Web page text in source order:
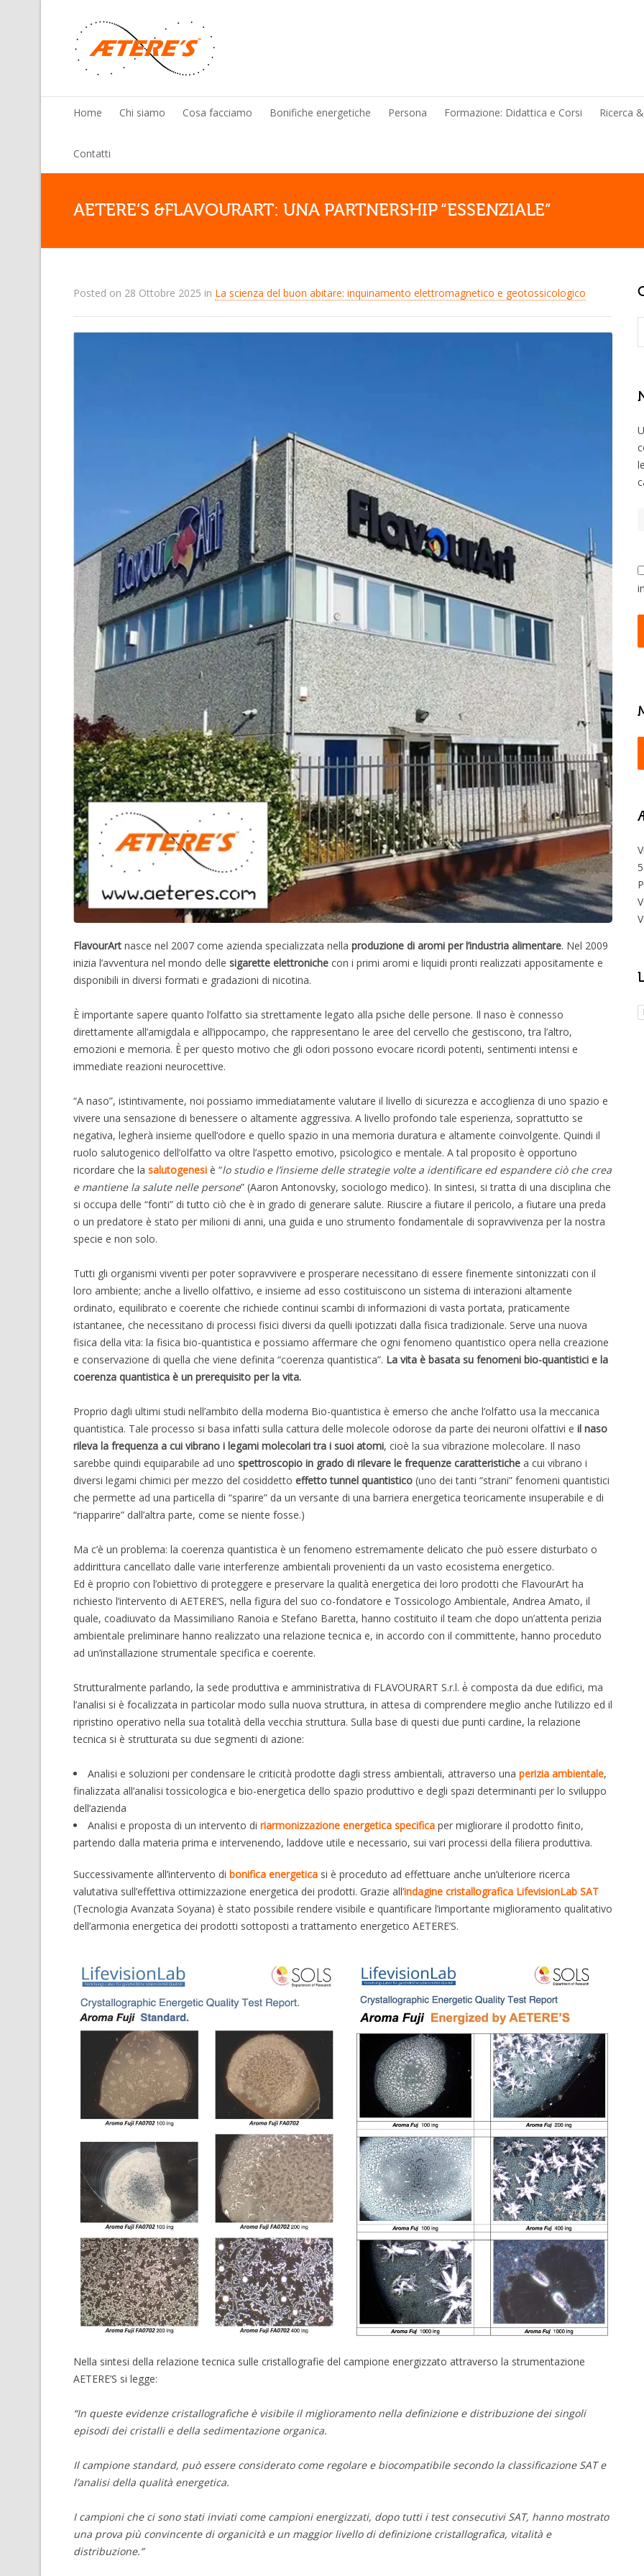
Home Chi siamo Cosa facciamo Bonifiche energetiche Persona Formazione: Didattica e Corsi Ricerca
Contatti
AETERE’S &FLAVOURART: UNA PARTNERSHIP “ESSENZIALE”
Posted on 28 Ottobre 2025 in La scienza del buon abitare: inquinamento elettromagnetico e geotossicologico
FlavourArt nasce nel 2007 come azienda specializzata nella produzione di aromi per l’industria alimentare. Nel 2009
inizia l’avventura nel mondo delle sigarette elettroniche con i primi aromi e liquidi pronti realizzati appositamente e
disponibili in diversi formati e gradazioni di nicotina.
È importante sapere quanto l’olfatto sia strettamente legato alla psiche delle persone. Il naso è connesso
direttamente all’amigdala e all’ippocampo, che rappresentano le aree del cervello che gestiscono, tra l’altro,
emozioni e memoria. È per questo motivo che gli odori possono evocare ricordi potenti, sentimenti intensi e
immediate reazioni neurocettive.
“A naso”, istintivamente, noi possiamo immediatamente valutare il livello di sicurezza e accoglienza di uno spazio e
vivere una sensazione di benessere o altamente aggressiva. A livello profondo tale esperienza, soprattutto se
negativa, legherà insieme quell’odore e quello spazio in una memoria duratura e altamente coinvolgente. Quindi il
ruolo salutogenico dell’olfatto va oltre l’aspetto emotivo, psicologico e mentale. A tal proposito è opportuno
ricordare che la salutogenesi è “lo studio e l’insieme delle strategie volte a identificare ed espandere ciò che crea
e mantiene la salute nelle persone” (Aaron Antonovsky, sociologo medico). In sintesi, si tratta di una disciplina che
si occupa delle “fonti” di tutto ciò che è in grado di generare salute. Riuscire a fiutare il pericolo, a fiutare una preda
o un predatore è stato per milioni di anni, una guida e uno strumento fondamentale di sopravvivenza per la nostra
specie e non solo.
Tutti gli organismi viventi per poter sopravvivere e prosperare necessitano di essere finemente sintonizzati con il
loro ambiente; anche a livello olfattivo, e insieme ad esso costituiscono un sistema di interazioni altamente
ordinato, equilibrato e coerente che richiede continui scambi di informazioni di vasta portata, praticamente
istantanee, che necessitano di processi fisici diversi da quelli ipotizzati dalla fisica tradizionale. Serve una nuova
fisica della vita: la fisica bio-quantistica e possiamo affermare che ogni fenomeno quantistico opera nella creazione
e conservazione di quella che viene definita “coerenza quantistica”. La vita è basata su fenomeni bio-quantistici e la
coerenza quantistica è un prerequisito per la vita.
Proprio dagli ultimi studi nell’ambito della moderna Bio-quantistica è emerso che anche l’olfatto usa la meccanica
quantistica. Tale processo si basa infatti sulla cattura delle molecole odorose da parte dei neuroni olfattivi e il naso
rileva la frequenza a cui vibrano i legami molecolari tra i suoi atomi, cioè la sua vibrazione molecolare. Il naso
sarebbe quindi equiparabile ad uno spettroscopio in grado di rilevare le frequenze caratteristiche a cui vibrano i
diversi legami chimici per mezzo del cosiddetto effetto tunnel quantistico (uno dei tanti “strani” fenomeni quantistici
che permette ad una particella di “sparire” da un versante di una barriera energetica teoricamente insuperabile e di
“riapparire” dall’altra parte, come se niente fosse.)
Ma c’è un problema: la coerenza quantistica è un fenomeno estremamente delicato che può essere disturbato o
addirittura cancellato dalle varie interferenze ambientali provenienti da un vasto ecosistema energetico.
Ed è proprio con l’obiettivo di proteggere e preservare la qualità energetica dei loro prodotti che FlavourArt ha
richiesto l’intervento di AETERE’S, nella figura del suo co-fondatore e Tossicologo Ambientale, Andrea Amato, il
quale, coadiuvato da Massimiliano Ranoia e Stefano Baretta, hanno costituito il team che dopo un’attenta perizia
ambientale preliminare hanno realizzato una relazione tecnica e, in accordo con il committente, hanno proceduto
ad un’installazione strumentale specifica e coerente.
Strutturalmente parlando, la sede produttiva e amministrativa di FLAVOURART S.r.l. è̀ composta da due edifici, ma
l’analisi si è focalizzata in particolar modo sulla nuova struttura, in attesa di comprendere meglio anche l’utilizzo ed il
ripristino operativo nella sua totalità della vecchia struttura. Sulla base di questi due punti cardine, la relazione
tecnica si è strutturata su due segmenti di azione:
Analisi e soluzioni per condensare le criticità prodotte dagli stress ambientali, attraverso una perizia ambientale,
finalizzata all’analisi tossicologica e bio-energetica dello spazio produttivo e degli spazi determinanti per lo sviluppo
dell’azienda
Analisi e proposta di un intervento di riarmonizzazione energetica specifica per migliorare il prodotto finito,
partendo dalla materia prima e intervenendo, laddove utile e necessario, sui vari processi della filiera produttiva.
Successivamente all’intervento di bonifica energetica si è proceduto ad effettuare anche un’ulteriore ricerca
valutativa sull’effettiva ottimizzazione energetica dei prodotti. Grazie all’indagine cristallografica LifevisionLab SAT
(Tecnologia Avanzata Soyana) è stato possibile rendere visibile e quantificare l’importante miglioramento qualitativo
dell’armonia energetica dei prodotti sottoposti a trattamento energetico AETERE’S.
Nella sintesi della relazione tecnica sulle cristallografie del campione energizzato attraverso la strumentazione
AETERE’S si legge:
“In queste evidenze cristallografiche è visibile il miglioramento nella definizione e distribuzione dei singoli
episodi dei cristalli e della sedimentazione organica.
Il campione standard, può essere considerato come regolare e biocompatibile secondo la classificazione SAT e
l’analisi della qualità energetica.
I campioni che ci sono stati inviati come campioni energizzati, dopo tutti i test consecutivi SAT, hanno mostrato
una prova più convincente di organicità e un maggior livello di definizione cristallografica, vitalità e
distribuzione.”